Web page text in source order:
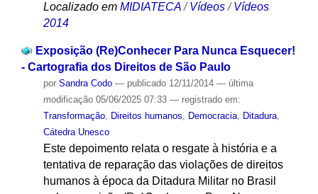
Localizado em MIDIATECA /Vídeos /Vídeos
2014
Exposição (Re)Conhecer Para Nunca Esquecer!
- Cartografia dos Direitos de São Paulo
por Sandra Codo — publicado12/11/2014 — última
modificação05/06/2025 07:33 — registrado em:
Transformação, Direitos humanos, Democracia, Ditadura,
Cátedra Unesco
Este depoimento relata o resgate à história e a
tentativa de reparação das violações de direitos
humanos à época da Ditadura Militar no Brasil